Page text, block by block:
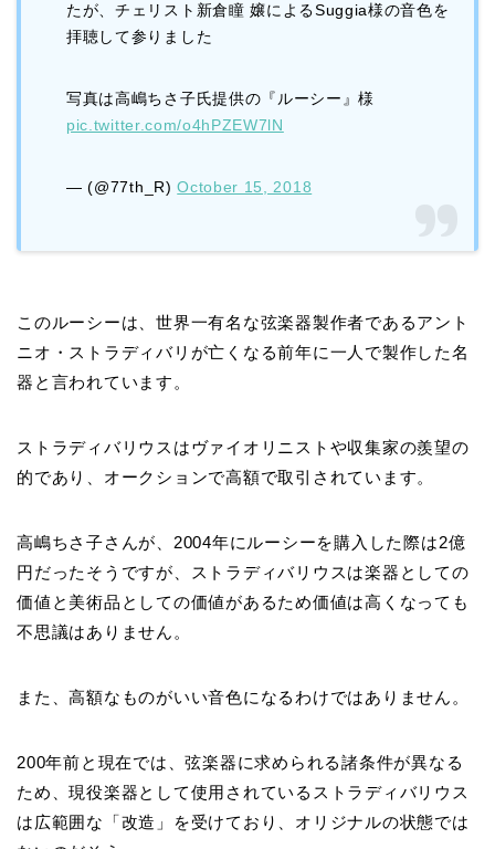
たが、チェリスト新倉瞳 嬢によるSuggia様の音色を
拝聴して参りました
写真は高嶋ちさ子氏提供の『ルーシー』様
pic.twitter.com/o4hPZEW7lN
— (@77th_R)October 15, 2018
このルーシーは、世界一有名な弦楽器製作者であるアント
ニオ・ストラディバリが亡くなる前年に一人で製作した名
器と言われています。
ストラディバリウスはヴァイオリニストや収集家の羨望の
的であり、オークションで高額で取引されています。
高嶋ちさ子さんが、2004年にルーシーを購入した際は2億
円だったそうですが、ストラディバリウスは楽器としての
価値と美術品としての価値があるため価値は高くなっても
不思議はありません。
また、高額なものがいい音色になるわけではありません。
200年前と現在では、弦楽器に求められる諸条件が異なる
ため、現役楽器として使用されているストラディバリウス
は広範囲な「改造」を受けており、オリジナルの状態では